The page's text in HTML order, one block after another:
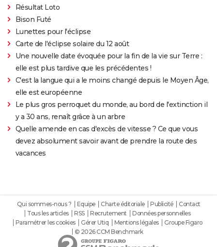
Résultat Loto
Bison Futé
Lunettes pour l'éclipse
Carte de l'éclipse solaire du 12 août
Une nouvelle date évoquée pour la fin de la vie sur Terre :
elle est plus tardive que les précédentes !
C'est la langue qui a le moins changé depuis le Moyen Âge,
elle est européenne
Le plus gros perroquet du monde, au bord de l'extinction il
y a 30 ans, renaît grâce à un arbre
Quelle amende en cas d'excès de vitesse ? Ce que vous
devez absolument savoir avant de prendre la route des
vacances
Qui sommes-nous ? Equipe Charte éditoriale Publicité
Contact
Tous les articles
RSS Recrutement
Données personnelles
Paramétrer les cookies
Gérer Utiq Mentions légales
Groupe Figaro
© 2026 CCM Benchmark